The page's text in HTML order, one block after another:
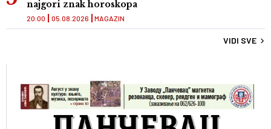
najgori znak horoskopa
MAGAZIN
20:00 05.08.2026
VIDI SVE